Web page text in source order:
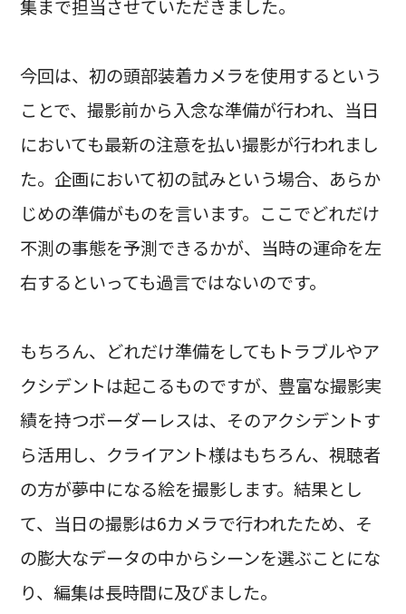
集まで担当させていただきました。
今回は、初の頭部装着カメラを使用するという
ことで、撮影前から入念な準備が行われ、当日
においても最新の注意を払い撮影が行われまし
た。企画において初の試みという場合、あらか
じめの準備がものを言います。ここでどれだけ
不測の事態を予測できるかが、当時の運命を左
右するといっても過言ではないのです。
もちろん、どれだけ準備をしてもトラブルやア
クシデントは起こるものですが、豊富な撮影実
績を持つボーダーレスは、そのアクシデントす
ら活用し、クライアント様はもちろん、視聴者
の方が夢中になる絵を撮影します。結果とし
て、当日の撮影は6カメラで行われたため、そ
の膨大なデータの中からシーンを選ぶことにな
り、編集は長時間に及びました。